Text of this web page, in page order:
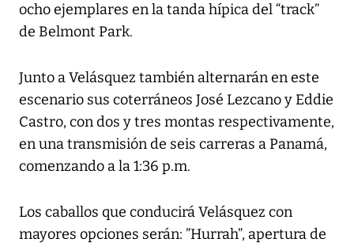
ocho ejemplares en la tanda hípica del “track”
de Belmont Park.
Junto a Velásquez también alternarán en este
escenario sus coterráneos José Lezcano y Eddie
Castro, con dos y tres montas respectivamente,
en una transmisión de seis carreras a Panamá,
comenzando a la 1:36 p.m.
Los caballos que conducirá Velásquez con
mayores opciones serán: ”Hurrah”, apertura de